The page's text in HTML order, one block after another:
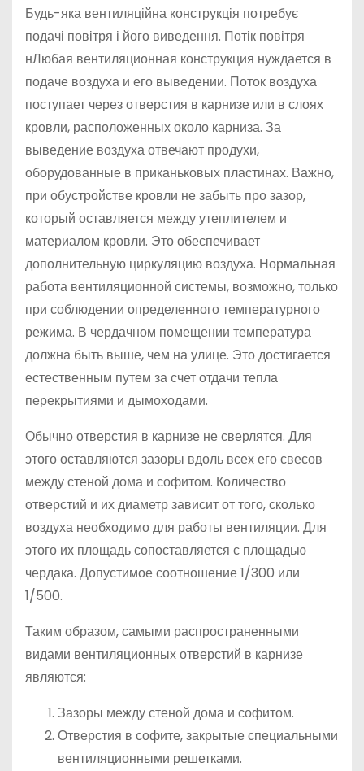
Будь-яка вентиляційна конструкція потребує
подачі повітря і його виведення. Потік повітря
нЛюбая вентиляционная конструкция нуждается в
подаче воздуха и его выведении. Поток воздуха
поступает через отверстия в карнизе или в слоях
кровли, расположенных около карниза. За
выведение воздуха отвечают продухи,
оборудованные в приканьковых пластинах. Важно,
при обустройстве кровли не забыть про зазор,
который оставляется между утеплителем и
материалом кровли. Это обеспечивает
дополнительную циркуляцию воздуха. Нормальная
работа вентиляционной системы, возможно, только
при соблюдении определенного температурного
режима. В чердачном помещении температура
должна быть выше, чем на улице. Это достигается
естественным путем за счет отдачи тепла
перекрытиями и дымоходами.
Обычно отверстия в карнизе не сверлятся. Для
этого оставляются зазоры вдоль всех его свесов
между стеной дома и софитом. Количество
отверстий и их диаметр зависит от того, сколько
воздуха необходимо для работы вентиляции. Для
этого их площадь сопоставляется с площадью
чердака. Допустимое соотношение 1/300 или
1/500.
Таким образом, самыми распространенными
видами вентиляционных отверстий в карнизе
являются:
Зазоры между стеной дома и софитом.
Отверстия в софите, закрытые специальными
вентиляционными решетками.